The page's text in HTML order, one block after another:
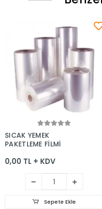
SICAK YEMEK
PAKETLEME FİLMİ
0,00 TL + KDV
Sepete Ekle